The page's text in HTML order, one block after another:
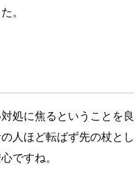
。
処に焦るということを良
人ほど転ばず先の杖とし
ですね。